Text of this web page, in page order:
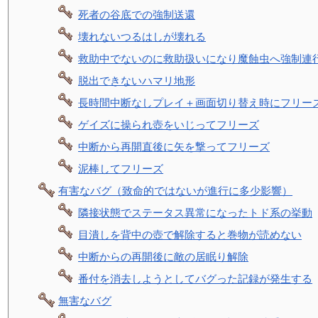
死者の谷底での強制送還
壊れないつるはしが壊れる
救助中でないのに救助扱いになり魔蝕虫へ強制連
脱出できないハマリ地形
長時間中断なしプレイ＋画面切り替え時にフリー
ゲイズに操られ壺をいじってフリーズ
中断から再開直後に矢を撃ってフリーズ
泥棒してフリーズ
有害なバグ（致命的ではないが進行に多少影響）
隣接状態でステータス異常になったトド系の挙動
目潰しを背中の壺で解除すると巻物が読めない
中断からの再開後に敵の居眠り解除
番付を消去しようとしてバグった記録が発生する
無害なバグ